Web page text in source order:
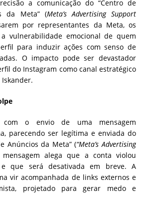
a comunicação do “Centro de
da Meta” (Meta’s Advertising Support
por representantes da Meta, os
vulnerabilidade emocional de quem
para induzir ações com senso de
O impacto pode ser devastador
do Instagram como canal estratégico
Iskander.
o envio de uma mensagem
parecendo ser legítima e enviada do
Anúncios da Meta” (“Meta’s Advertising
alega que a conta violou
que será desativada em breve. A
vir acompanhada de links externos e
projetado para gerar medo e